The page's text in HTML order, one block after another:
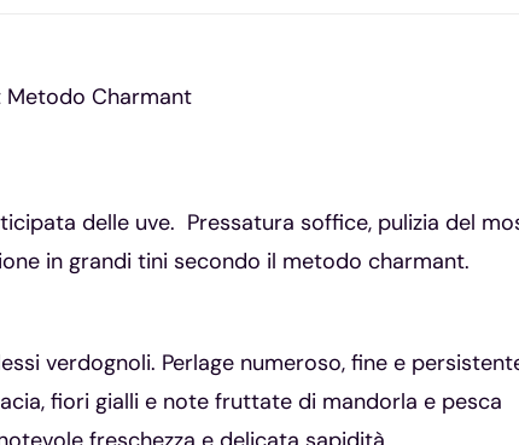
Metodo Charmant
delle uve. Pressatura soffice, pulizia del
in grandi tini secondo il metodo charmant.
verdognoli. Perlage numeroso, fine e
fiori gialli e note fruttate di mandorla e pesca